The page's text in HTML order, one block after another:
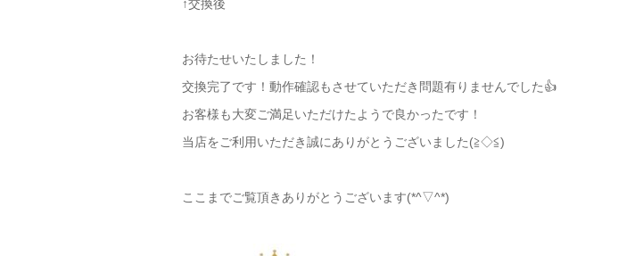
↑交換後
お待たせいたしました！
交換完了です！動作確認もさせていただき問題有りませんでした👍
お客様も大変ご満足いただけたようで良かったです！
当店をご利用いただき誠にありがとうございました(≧◇≦)
ここまでご覧頂きありがとうございます(*^▽^*)